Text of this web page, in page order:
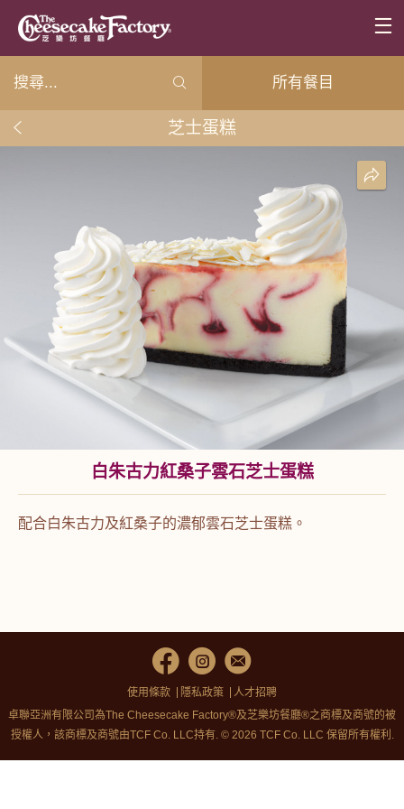
所有餐目
芝士蛋糕
白朱古力紅桑子雲石芝士蛋糕
配合白朱古力及紅桑子的濃郁雲石芝士蛋糕。
使用條款 隱私政策
人才招聘
卓聯亞洲有限公司為The Cheesecake Factory®及芝樂坊餐廳®之商標及商號的被
授權人，該商標及商號由TCF Co. LLC持有. © 2026 TCF Co. LLC 保留所有權利.